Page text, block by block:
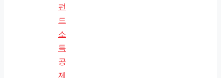
펀
드
소
득
공
제